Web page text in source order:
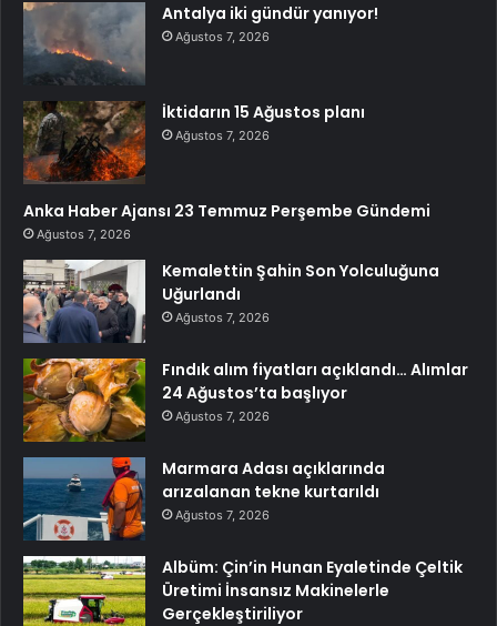
Antalya iki gündür yanıyor!
Ağustos 7, 2026
İktidarın 15 Ağustos planı
Ağustos 7, 2026
Anka Haber Ajansı 23 Temmuz Perşembe Gündemi
Ağustos 7, 2026
Kemalettin Şahin Son Yolculuğuna
Uğurlandı
Ağustos 7, 2026
Fındık alım fiyatları açıklandı… Alımlar
24 Ağustos’ta başlıyor
Ağustos 7, 2026
Marmara Adası açıklarında
arızalanan tekne kurtarıldı
Ağustos 7, 2026
Albüm: Çin’in Hunan Eyaletinde Çeltik
Üretimi İnsansız Makinelerle
Gerçekleştiriliyor